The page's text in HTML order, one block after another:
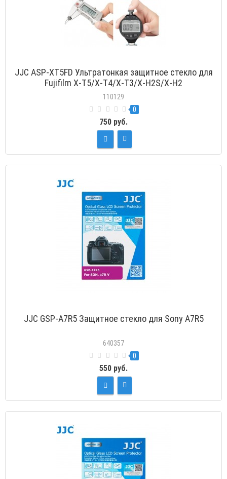
JJC ASP-XT5FD Ультратонкая защитное стекло для
Fujifilm X-T5/X-T4/X-T3/X-H2S/X-H2
110129
0
750 руб.
JJC GSP-A7R5 Защитное стекло для Sony A7R5
640357
0
550 руб.